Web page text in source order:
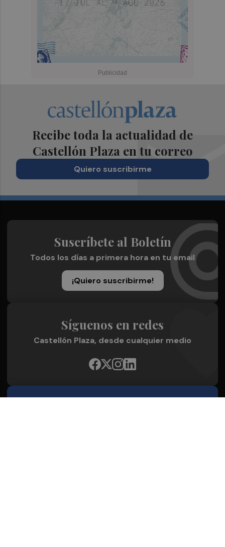
Recibe toda la actualidad de
Castellón Plaza en tu correo
Quiero suscribirme
Suscríbete al Boletín
Todos los días a primera hora en tu email
¡Quiero suscribirme!
Síguenos en redes
Castellón Plaza, desde cualquier medio